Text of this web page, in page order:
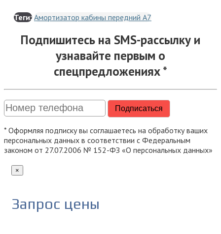
Теги: Амортизатор кабины передний A7
Подпишитесь на SMS-рассылку и
узнавайте первым о
спецпредложениях *
* Оформляя подписку вы соглашаетесь на обработку ваших
персональных данных в соответствии с Федеральным
законом от 27.07.2006 № 152-ФЗ «О персональных данных»
×
Запрос цены